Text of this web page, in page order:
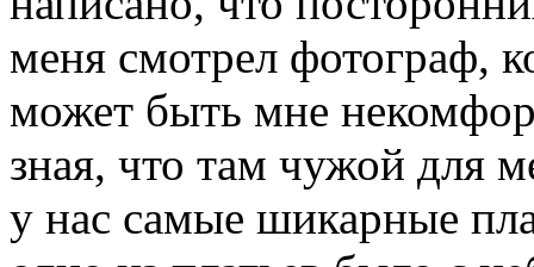
меня смотрел фотограф,
может быть мне
зная, что там чужой для
у нас самые шикарные